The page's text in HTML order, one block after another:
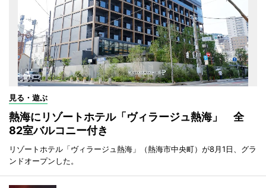
見る・遊ぶ
熱海にリゾートホテル「ヴィラージュ熱海」 全
82室バルコニー付き
リゾートホテル「ヴィラージュ熱海」（熱海市中央町）が8月1日、グラ
ンドオープンした。